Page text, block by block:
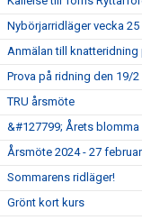
Nybörjarridläger vecka 25
Anmälan till knatteridning
Prova på ridning den 19/
TRU årsmöte
&#127799; Årets blomma
Årsmöte 2024 - 27
Sommarens ridläger!
Grönt kort kurs